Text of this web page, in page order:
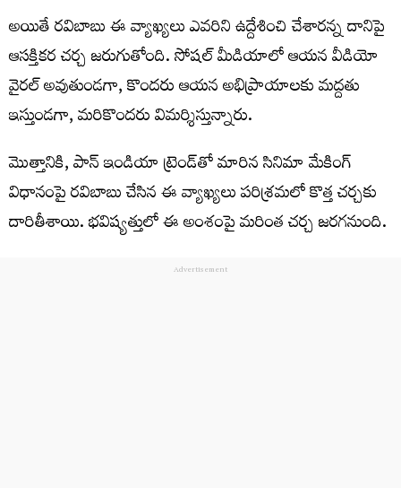
అయితే రవిబాబు ఈ వ్యాఖ్యలు ఎవరిని ఉద్దేశించి చేశారన్న దానిపై
ఆసక్తికర చర్చ జరుగుతోంది. సోషల్ మీడియాలో ఆయన వీడియో
వైరల్ అవుతుండగా, కొందరు ఆయన అభిప్రాయాలకు మద్దతు
ఇస్తుండగా, మరికొందరు విమర్శిస్తున్నారు.
మొత్తానికి, పాన్ ఇండియా ట్రెండ్‌తో మారిన సినిమా మేకింగ్
విధానంపై రవిబాబు చేసిన ఈ వ్యాఖ్యలు పరిశ్రమలో కొత్త చర్చకు
దారితీశాయి. భవిష్యత్తులో ఈ అంశంపై మరింత చర్చ జరగనుంది.